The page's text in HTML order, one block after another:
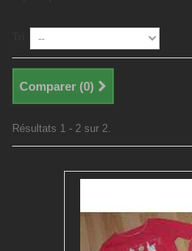
Comparer (0)
Résultats 1 - 2 sur 2.